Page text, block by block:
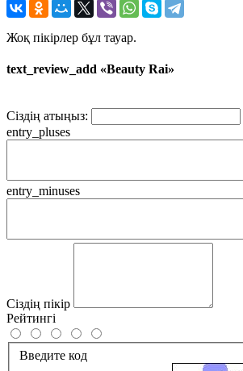
Жоқ пікірлер бұл тауар.
text_review_add «Beauty Rai»
Сіздің атыңыз:
entry_pluses
entry_minuses
Сіздің пікір
Рейтингі
Введите код